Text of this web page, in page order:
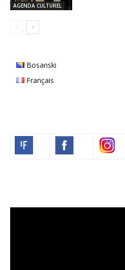
AGENDA CULTUREL
Bosanski
Français